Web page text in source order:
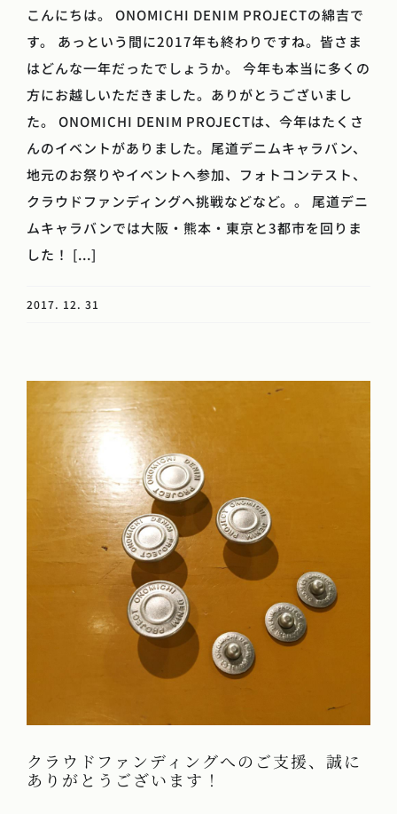
こんにちは。 ONOMICHI DENIM PROJECTの綿吉で
す。 あっという間に2017年も終わりですね。皆さま
はどんな一年だったでしょうか。 今年も本当に多くの
方にお越しいただきました。ありがとうございまし
た。 ONOMICHI DENIM PROJECTは、今年はたくさ
んのイベントがありました。尾道デニムキャラバン、
地元のお祭りやイベントへ参加、フォトコンテスト、
クラウドファンディングへ挑戦などなど。。 尾道デニ
ムキャラバンでは大阪・熊本・東京と3都市を回りま
した！ [...]
2017. 12. 31
クラウドファンディングへのご支援、誠に
ありがとうございます！